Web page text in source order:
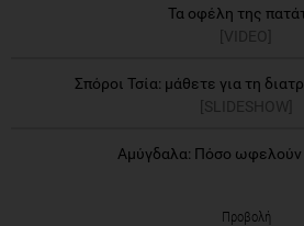
Τα οφέλη της
[VIDEO]
Σπόροι Τσία: μάθετε για τη
[SLIDESHOW]
Αμύγδαλα: Πόσο ωφελούν
Προβολή